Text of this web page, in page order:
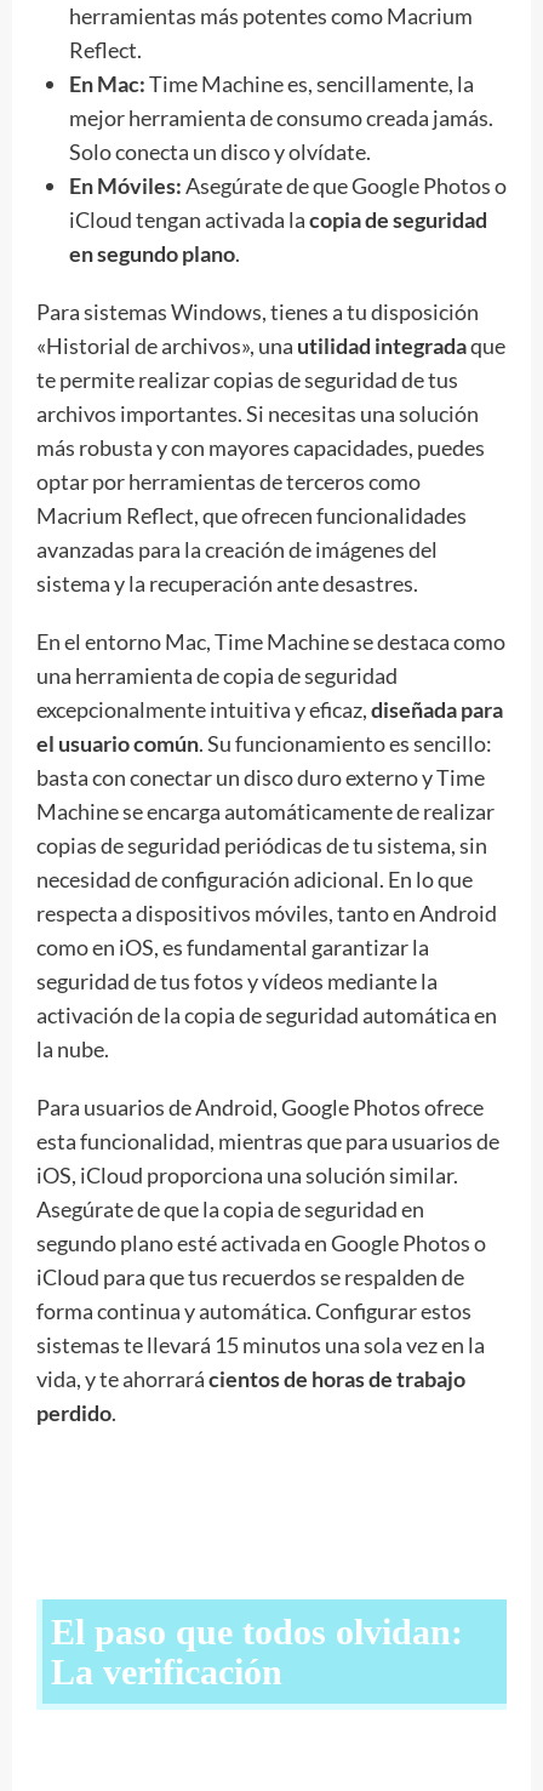
herramientas más potentes como Macrium
Reflect.
En Mac:Time Machine es, sencillamente, la
mejor herramienta de consumo creada jamás.
Solo conecta un disco y olvídate.
En Móviles:Asegúrate de que Google Photos o
iCloud tengan activada lacopia de seguridad
en segundo plano.
Para sistemas Windows, tienes a tu disposición
«Historial de archivos», una utilidad integradaque
te permite realizar copias de seguridad de tus
archivos importantes. Si necesitas una solución
más robusta y con mayores capacidades, puedes
optar por herramientas de terceros como
Macrium Reflect, que ofrecen funcionalidades
avanzadas para la creación de imágenes del
sistema y la recuperación ante desastres.
En el entorno Mac, Time Machine se destaca como
una herramienta de copia de seguridad
excepcionalmente intuitiva y eficaz,diseñada para
el usuario común. Su funcionamiento es sencillo:
basta con conectar un disco duro externo y Time
Machine se encarga automáticamente de realizar
copias de seguridad periódicas de tu sistema, sin
necesidad de configuración adicional. En lo que
respecta a dispositivos móviles, tanto en Android
como en iOS, es fundamental garantizar la
seguridad de tus fotos y vídeos mediante la
activación de la copia de seguridad automática en
la nube.
Para usuarios de Android, Google Photos ofrece
esta funcionalidad, mientras que para usuarios de
iOS, iCloud proporciona una solución similar.
Asegúrate de que la copia de seguridad en
segundo plano esté activada en Google Photos o
iCloud para que tus recuerdos se respalden de
forma continua y automática. Configurar estos
sistemas te llevará 15 minutos una sola vez en la
vida, y te ahorrarácientos de horas de trabajo
perdido.
El paso que todos olvidan:
La verificación